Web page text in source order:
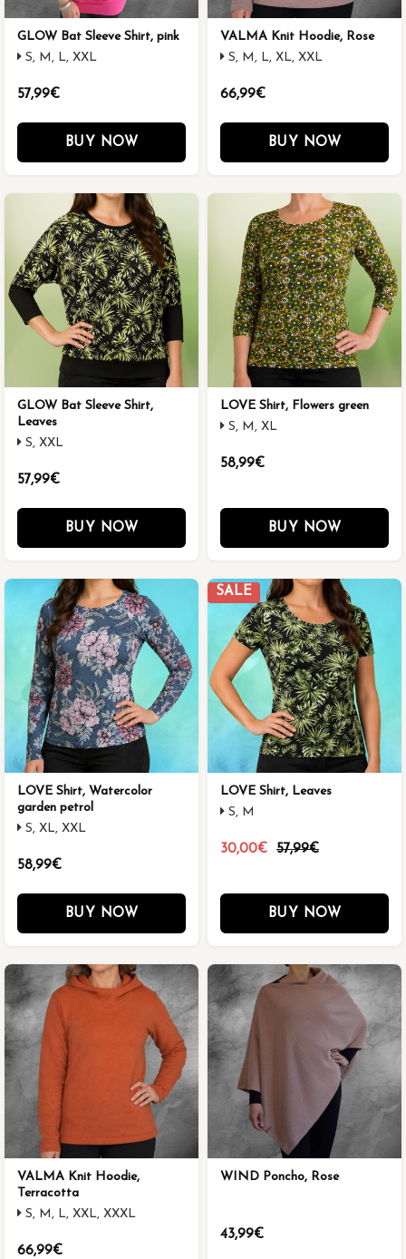
GLOW Bat Sleeve Shirt, pink
S, M, L, XXL
57,99€
BUY NOW
VALMA Knit Hoodie, Rose
S, M, L, XL, XXL
66,99€
BUY NOW
GLOW Bat Sleeve Shirt,
Leaves
S, XXL
57,99€
BUY NOW
LOVE Shirt, Flowers green
S, M, XL
58,99€
BUY NOW
LOVE Shirt, Watercolor
garden petrol
S, XL, XXL
58,99€
BUY NOW
SALE
LOVE Shirt, Leaves
S, M
30,00€ 57,99€
BUY NOW
VALMA Knit Hoodie,
Terracotta
S, M, L, XXL, XXXL
66,99€
WIND Poncho, Rose
43,99€